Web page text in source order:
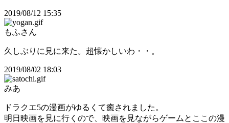
2019/08/12 15:35
もふさん
久しぶりに見に来た。超懐かしいわ・・。
2019/08/02 18:03
みあ
ドラクエ5の漫画がゆるくて癒されました。
明日映画を見に行くので、映画を見ながらゲームとここの漫